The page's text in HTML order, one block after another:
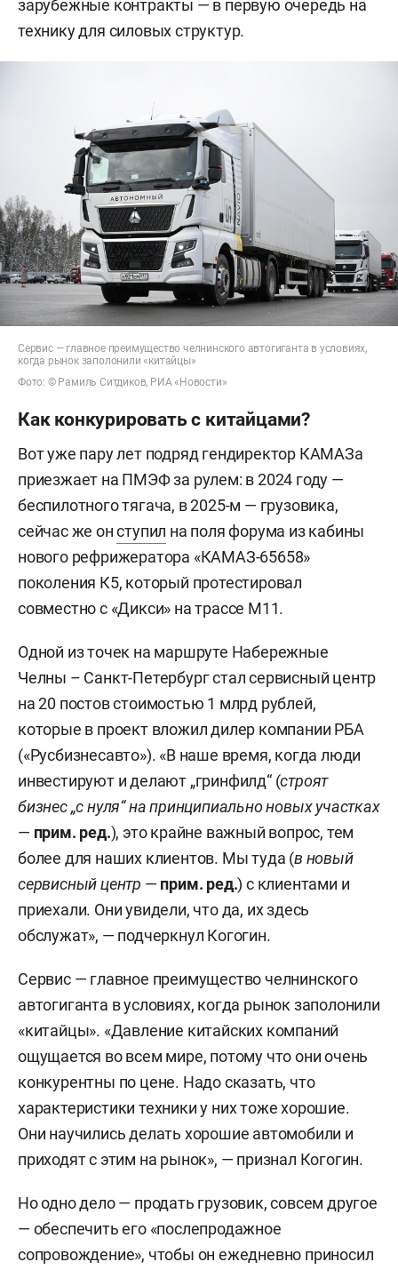
зарубежные контракты — в первую очередь на
технику для силовых структур.
Сервис — главное преимущество челнинского автогиганта в условиях,
когда рынок заполонили «китайцы»
Фото: © Рамиль Ситдиков, РИА «Новости»
Как конкурировать с китайцами?
Вот уже пару лет подряд гендиректор КАМАЗа
приезжает на ПМЭФ за рулем: в 2024 году —
беспилотного тягача, в 2025-м — грузовика,
сейчас же онступил на поля форума из кабины
нового рефрижератора «КАМАЗ-65658»
поколения К5, который протестировал
совместно с «Дикси» на трассе М11.
Одной из точек на маршруте Набережные
Челны – Санкт-Петербург стал сервисный центр
на 20 постов стоимостью 1 млрд рублей,
которые в проект вложил дилер компании РБА
(«Русбизнесавто»). «В наше время, когда люди
инвестируют и делают „гринфилд“ (строят
бизнес „с нуля“ на принципиально новых участках
— прим. ред.), это крайне важный вопрос, тем
более для наших клиентов. Мы туда (в новый
сервисный центр — прим. ред.) с клиентами и
приехали. Они увидели, что да, их здесь
обслужат», — подчеркнул Когогин.
Сервис — главное преимущество челнинского
автогиганта в условиях, когда рынок заполонили
«китайцы». «Давление китайских компаний
ощущается во всем мире, потому что они очень
конкурентны по цене. Надо сказать, что
характеристики техники у них тоже хорошие.
Они научились делать хорошие автомобили и
приходят с этим на рынок», — признал Когогин.
Но одно дело — продать грузовик, совсем другое
— обеспечить его «послепродажное
сопровождение», чтобы он ежедневно приносил